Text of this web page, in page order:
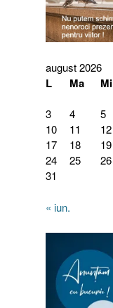
august 2026
L Ma Mi
3
4 5
10
11 12
17
18 19
24
25 26
31
« iun.